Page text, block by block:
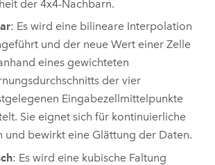
der 4x4-Nachbarn.
: Es wird eine bilineare Interpolation
und der neue Wert einer Zelle
eines gewichteten
der vier
Eingabezellmittelpunkte
Sie eignet sich für kontinuierliche
und bewirkt eine Glättung der Daten.
: Es wird eine kubische Faltung